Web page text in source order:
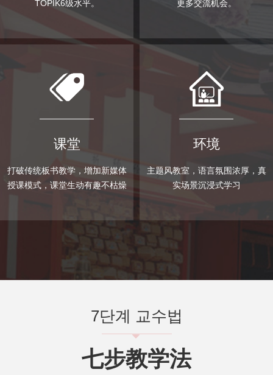
课堂
打破传统板书教学，增加新媒体
授课模式，课堂生动有趣不枯燥
更多交流机会。
TOPIK6级水平。
环境
主题风教室，语言氛围浓厚，真
实场景沉浸式学习
7단계 교수법
뀓
七步教学法